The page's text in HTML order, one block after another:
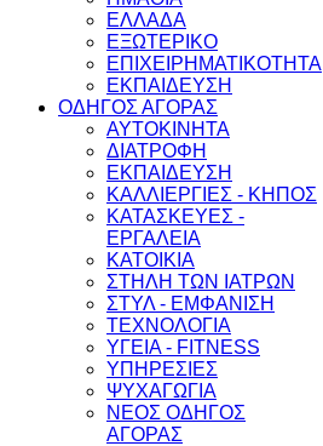
ΕΛΛΑΔΑ
ΕΞΩΤΕΡΙΚΟ
ΕΠΙΧΕΙΡΗΜΑΤΙΚΟΤΗΤΑ
ΕΚΠΑΙΔΕΥΣΗ
ΟΔΗΓΟΣ ΑΓΟΡΑΣ
ΑΥΤΟΚΙΝΗΤΑ
ΔΙΑΤΡΟΦΗ
ΕΚΠΑΙΔΕΥΣΗ
ΚΑΛΛΙΕΡΓΙΕΣ - ΚΗΠΟΣ
ΚΑΤΑΣΚΕΥΕΣ -
ΕΡΓΑΛΕΙΑ
ΚΑΤΟΙΚΙΑ
ΣΤΗΛΗ ΤΩΝ ΙΑΤΡΩΝ
ΣΤΥΛ - ΕΜΦΑΝΙΣΗ
ΤΕΧΝΟΛΟΓΙΑ
ΥΓΕΙΑ - FITNESS
ΥΠΗΡΕΣΙΕΣ
ΨΥΧΑΓΩΓΙΑ
ΝΕΟΣ ΟΔΗΓΟΣ
ΑΓΟΡΑΣ